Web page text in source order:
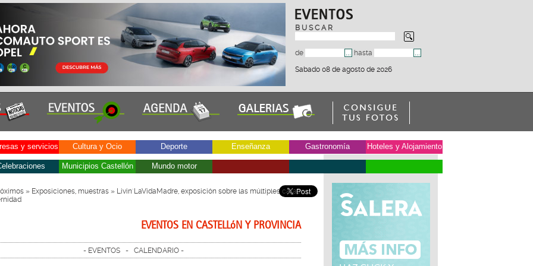
B U S C A R
de
hasta
Sabado 08 de agosto de 2026
y servicios Cultura y Ocio Deporte Enseñanza Gastronomía Hoteles y Alojamiento
Municipios Castellón Mundo motor
» Exposiciones, muestras » Livin´LaVidaMadre, exposición sobre las múltiples caras
EVENTOS EN CASTELLóN Y PROVINCIA
- EVENTOS - CALENDARIO -